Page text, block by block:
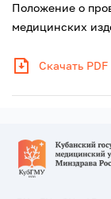
Положение о
медицинских
Скачать PDF